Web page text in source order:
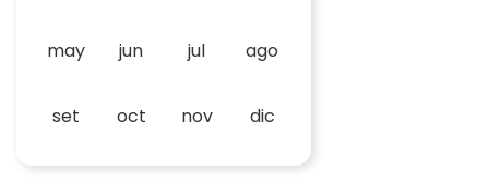
may jun jul ago
set oct nov dic